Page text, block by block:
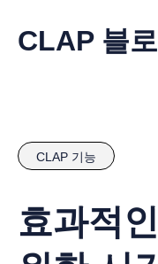
CLAP 블
CLAP 기능
효과적